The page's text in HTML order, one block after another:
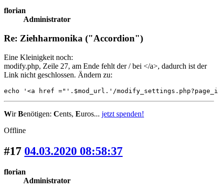
florian
Administrator
Re: Ziehharmonika ("Accordion")
Eine Kleinigkeit noch:
modify.php, Zeile 27, am Ende fehlt der / bei </a>, dadurch ist der
Link nicht geschlossen. Ändern zu:
echo '<a href ="'.$mod_url.'/
WirBenötigen: Cents, Euros... jetzt spenden!
Offline
#17 04.03.2020 08:58:37
florian
Administrator